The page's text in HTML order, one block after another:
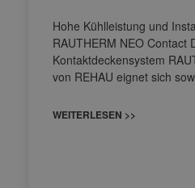
Hohe Kühlleistung und
RAUTHERM NEO Contact
Kontaktdeckensystem
von REHAU eignet sich
WEITERLESEN >>